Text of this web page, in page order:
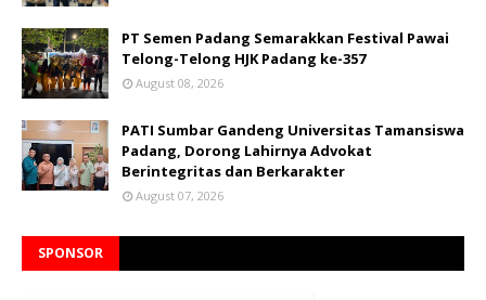
PT Semen Padang Semarakkan Festival Pawai
Telong-Telong HJK Padang ke-357
August 08, 2026
PATI Sumbar Gandeng Universitas Tamansiswa
Padang, Dorong Lahirnya Advokat
Berintegritas dan Berkarakter
August 07, 2026
SPONSOR